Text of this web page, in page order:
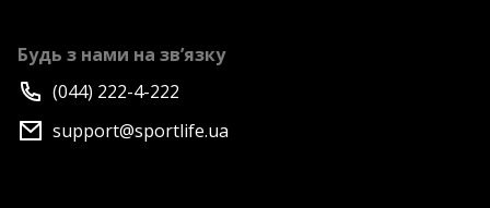
Будь з нами на зв’язку
(044) 222-4-222
support@sportlife.ua